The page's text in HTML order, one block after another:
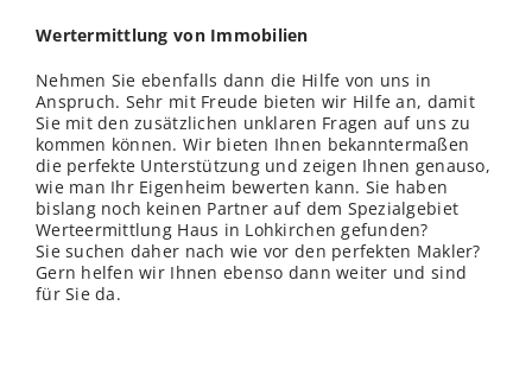
Wertermittlung von Immobilien
Nehmen Sie ebenfalls dann die Hilfe von uns in
Anspruch. Sehr mit Freude bieten wir Hilfe an, damit
Sie mit den zusätzlichen unklaren Fragen auf uns zu
kommen können. Wir bieten Ihnen bekanntermaßen
die perfekte Unterstützung und zeigen Ihnen genauso,
wie man Ihr Eigenheim bewerten kann. Sie haben
bislang noch keinen Partner auf dem Spezialgebiet
Werteermittlung Haus in Lohkirchen gefunden?
Sie suchen daher nach wie vor den perfekten Makler?
Gern helfen wir Ihnen ebenso dann weiter und sind
für Sie da.